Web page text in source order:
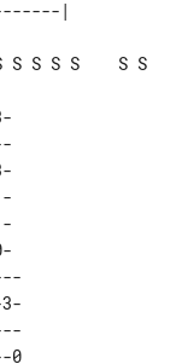
S S S S    S S
0